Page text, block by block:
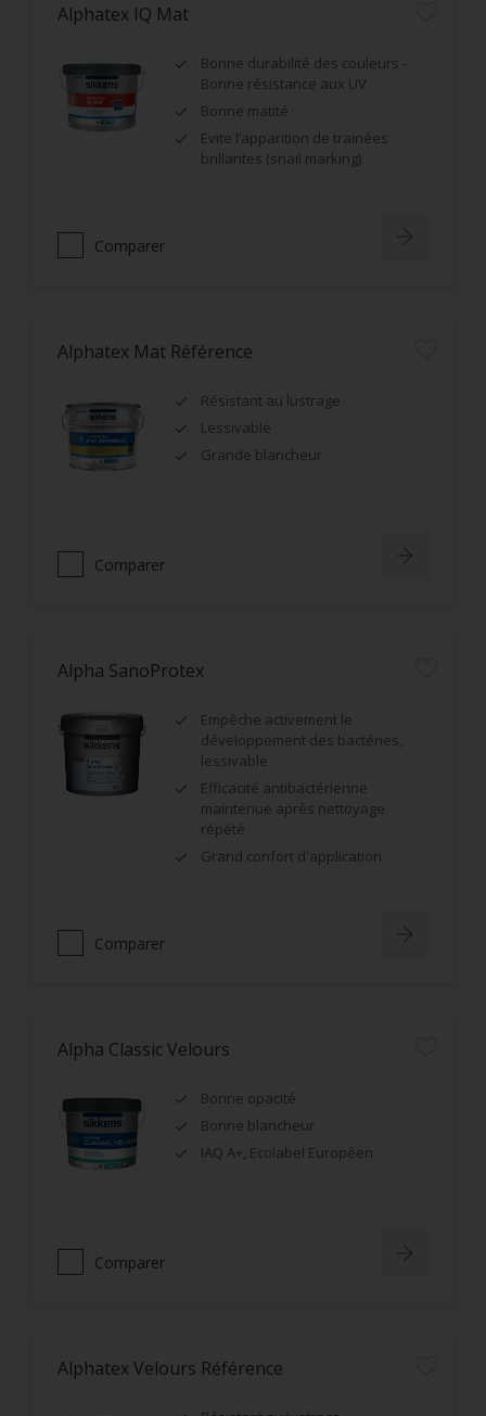
Alphatex IQ Mat
Bonne durabilité des couleurs -
Bonne résistance aux UV
Bonne matité
Evite l’apparition de trainées
brillantes (snail marking)
Comparer
Alphatex Mat Référence
Résistant au lustrage
Lessivable
Grande blancheur
Comparer
Alpha SanoProtex
Empêche activement le
développement des bactéries,
lessivable
Efficacité antibactérienne
maintenue après nettoyage
répété
Grand confort d'application
Comparer
Alpha Classic Velours
Bonne opacité
Bonne blancheur
IAQ A+, Ecolabel Européen
Comparer
Alphatex Velours Référence